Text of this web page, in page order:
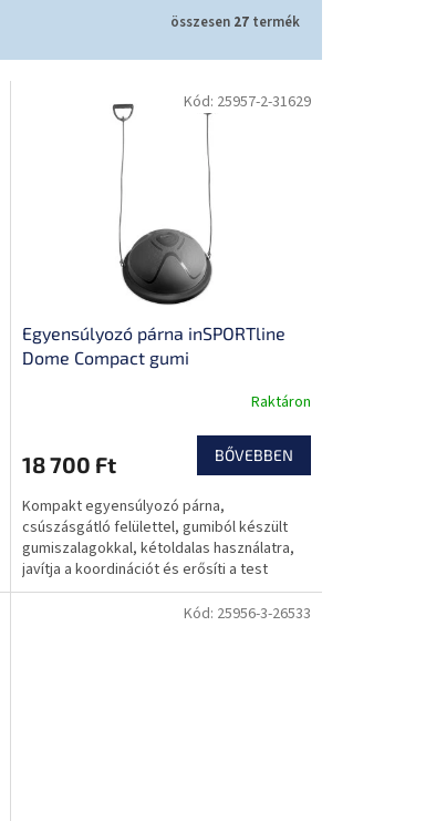
összesen 27 termék
Egyensúlyozó párna inSPORTline
Dome Compact gumi
használat, hordozófogantyúk,
domborulatok
Raktáron
18 700 Ft BŐVEBBEN
Kompakt egyensúlyozó párna,
csúszásgátló felülettel, gumiból készült
gumiszalagokkal, kétoldalas használatra,
javítja a koordinációt és erősíti a test
izmait.
Kód: 25957-2-31629
Kód: 25956-3-26533